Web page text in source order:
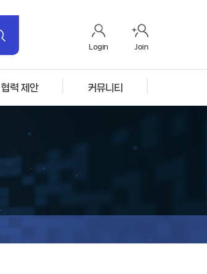
Login Join
협력 제안 커뮤니티